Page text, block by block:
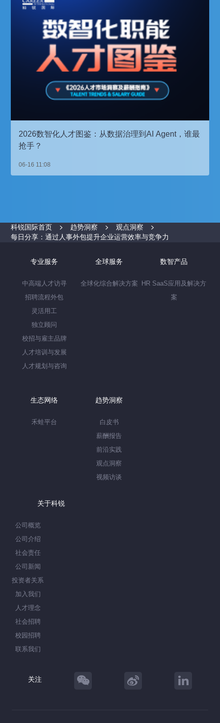
2026数智化人才图鉴：从数据治理到AI Agent，谁最
抢手？
06-16 11:08
科锐国际首页 趋势洞察
观点洞察
每日分享：通过人事外包提升企业运营效率与竞争力
专业服务
中高端人才访寻
招聘流程外包
灵活用工
独立顾问
校招与雇主品牌
人才培训与发展
人才规划与咨询
全球服务
全球化综合解决方案
数智产品
HR SaaS应用及解决方
案
生态网络
禾蛙平台
趋势洞察
白皮书
薪酬报告
前沿实践
观点洞察
视频访谈
关于科锐
公司概览
公司介绍
社会责任
公司新闻
投资者关系
加入我们
人才理念
社会招聘
校园招聘
联系我们
关注